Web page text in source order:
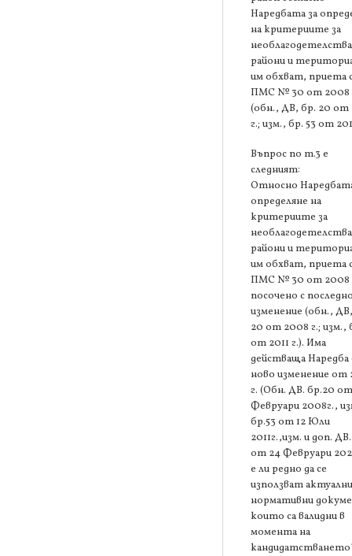
Наредбата за
на критериите за
райони и
им обхват, приета
ПМС № 30 от 2008
(обн., ДВ, бр. 20 от
г.; изм., бр. 53 от
Въпрос по т.3 е
следният:
Относно
определяне на
критериите за
райони и
им обхват, приета
ПМС № 30 от 2008
посочено с
изменение (обн.,
20 от 2008 г.; изм.,
от 2011 г.). Има
действаща Наредба
ново изменение от
г. (Обн. ДВ. бр.20
Февруари 2008г.,
бр.53 от 12 Юли
2011г.,изм. и доп.
от 24 Февруари
е ли редно да се
използват
нормативни
които са валидни в
момента на